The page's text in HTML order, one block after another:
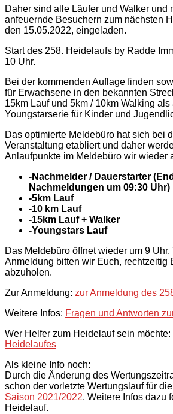
Daher sind alle Läufer und Walker und
anfeuernde Besuchern zum nächsten
den 15.05.2022, eingeladen.
Start des 258. Heidelaufs by Radde
10 Uhr.
Bei der kommenden Auflage finden
für Erwachsene in den bekannten
15km Lauf und 5km / 10km Walking als
Youngstarserie für Kinder und
Das optimierte Meldebüro hat sich bei
Veranstaltung etabliert und daher
Anlaufpunkte im Meldebüro wir wieder
-Nachmelder / Dauerstarter
Nachmeldungen um 09:30 Uhr)
-5km Lauf
-10 km Lauf
-15km Lauf + Walker
-Youngstars Lauf
Das Meldebüro öffnet wieder um 9
Anmeldung bitten wir Euch, rechtzeitig
abzuholen.
Zur Anmeldung: zur Anmeldung des
Weitere Infos: Fragen und Antworten
Wer Helfer zum Heidelauf sein möchte:
Heidelaufes
Als kleine Info noch:
Durch die Änderung des
schon der vorletzte Wertungslauf für die
Saison 2021/2022. Weitere Infos dazu
Heidelauf.